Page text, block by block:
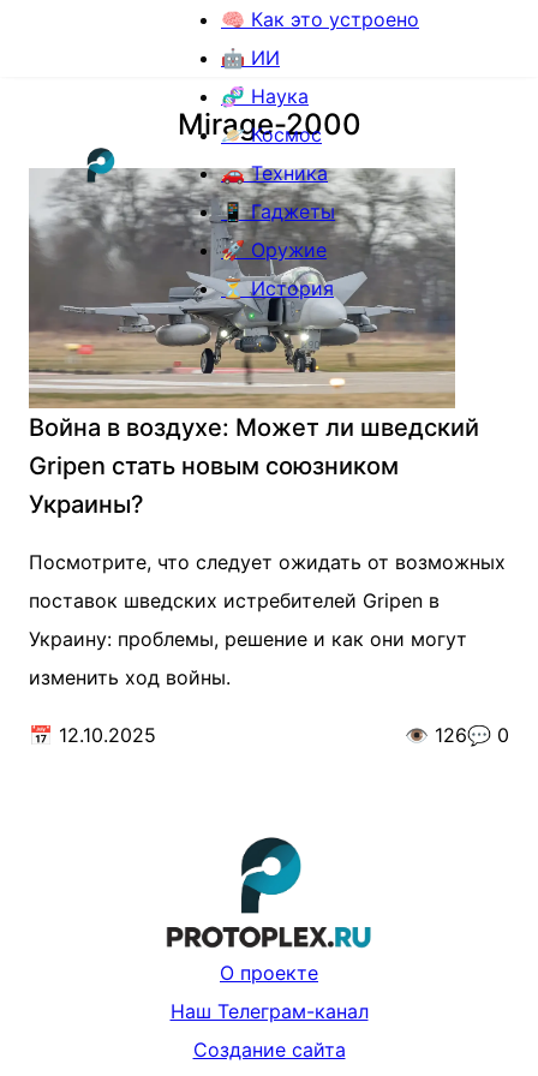
🧠 Как это устроено
🤖 ИИ
🧬 Наука
🪐 Космос
🚗 Техника
📱 Гаджеты
🚀 Оружие
⏳ История
Mirage-2000
Война в воздухе: Может ли шведский
Gripen стать новым союзником
Украины?
Посмотрите, что следует ожидать от возможных
поставок шведских истребителей Gripen в
Украину: проблемы, решение и как они могут
изменить ход войны.
📅 12.10.2025 👁️ 126💬 0
О проекте
Наш Телеграм-канал
Создание сайта